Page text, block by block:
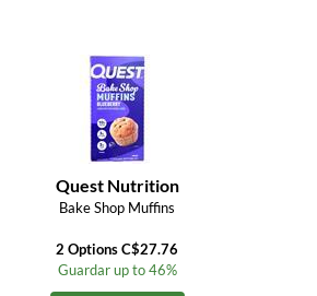
Quest Nutrition
Bake Shop Muffins
2 Options C$27.76
Guardar up to 46%